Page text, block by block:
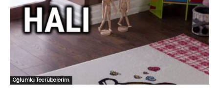
Oğlumla Tecrübelerim